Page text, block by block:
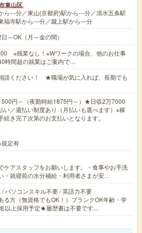
東山区
ら---分／東山(京都府)駅から---分／清水五条駅
福寺駅から---分／蹴上駅から---分
日～OK（月～金の間）
※残業なし！※Wワークの場合、他のお仕事
時間超の就業はご案内で…
談ください！ ★職場が気に入れば、長期でも
円～（夜勤時給1875円～）★日収2万7000
い／週払い制度あり（月払いも選べます）※稼
続き完了次第のお支払いとなります。
定有
ケアスタッフをお願いします。・食事やお手洗
・就寝前の水分補給・利用者さまが安…
/ パソコンスキル不要 / 英語力不要
る方（無資格でもOK！）ブランクOK年齢・学
以上採用予定★履歴書は不要です…